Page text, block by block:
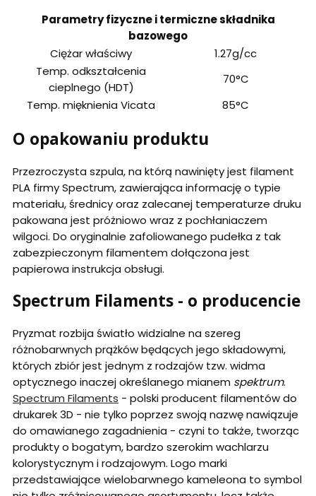
Parametry fizyczne i termiczne składnika
bazowego
Ciężar właściwy
1.27g/cc
Temp. odkształcenia
cieplnego (HDT)
70°C
Temp. mięknienia Vicata
85°C
O opakowaniu produktu
Przezroczysta szpula, na którą nawinięty jest filament
PLA firmy Spectrum, zawierająca informację o typie
materiału, średnicy oraz zalecanej temperaturze druku
pakowana jest próżniowo wraz z pochłaniaczem
wilgoci. Do oryginalnie zafoliowanego pudełka z tak
zabezpieczonym filamentem dołączona jest
papierowa instrukcja obsługi.
Spectrum Filaments - o producencie
Pryzmat rozbija światło widzialne na szereg
różnobarwnych prążków będących jego składowymi,
których zbiór jest jednym z rodzajów tzw. widma
optycznego inaczej określanego mianem spektrum.
Spectrum Filaments - polski producent filamentów do
drukarek 3D - nie tylko poprzez swoją nazwę nawiązuje
do omawianego zagadnienia - czyni to także, tworząc
produkty o bogatym, bardzo szerokim wachlarzu
kolorystycznym i rodzajowym. Logo marki
przedstawiające wielobarwnego kameleona to symbol